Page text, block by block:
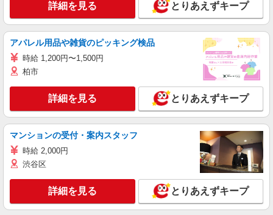
詳細を見る とりあえずキープ
アパレル用品や雑貨のピッキング検品
時給 1,200円〜1,500円
柏市
詳細を見る とりあえずキープ
マンションの受付・案内スタッフ
時給 2,000円
渋谷区
詳細を見る とりあえずキープ